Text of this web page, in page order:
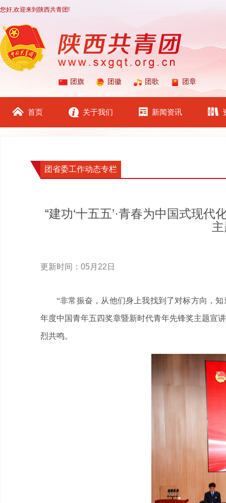
您好,欢迎来到陕西共青团!
团旗 团徽 团歌 团章
首页 关于我们 新闻资讯
团省委工作动态专栏
“建功‘十五五’·青春为中国式现
更新时间：05月22日
“非常振奋，从他们身上我找到了对标方向，
年度中国青年五四奖章暨新时代青年先锋奖主题宣
烈共鸣。